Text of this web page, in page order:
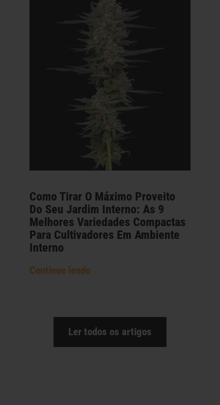
Como Tirar O Máximo Proveito
Do Seu Jardim Interno: As 9
Melhores Variedades Compactas
Para Cultivadores Em Ambiente
Interno
Continue lendo
Ler todos os artigos